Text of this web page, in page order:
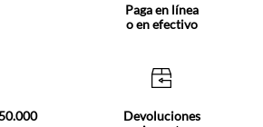
Paga en línea
o en efectivo
Devoluciones